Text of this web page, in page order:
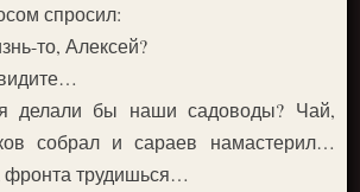
спросил:
то, Алексей?
делали бы наши садоводы? Чай,
собрал и сараев намастерил…
трудишься…